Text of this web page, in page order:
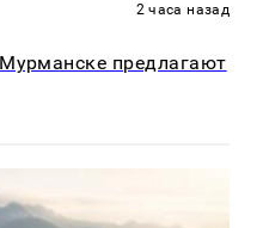
2 часа назад
предлагают